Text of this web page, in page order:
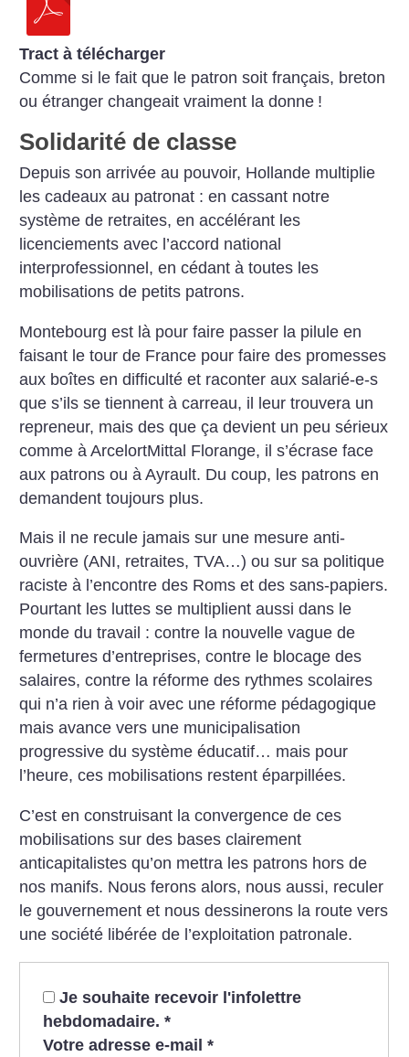
Tract à télécharger
Comme si le fait que le patron soit français, breton
ou étranger changeait vraiment la donne !
Solidarité de classe
Depuis son arrivée au pouvoir, Hollande multiplie
les cadeaux au patronat : en cassant notre
système de retraites, en accélérant les
licenciements avec l’accord national
interprofessionnel, en cédant à toutes les
mobilisations de petits patrons.
Montebourg est là pour faire passer la pilule en
faisant le tour de France pour faire des promesses
aux boîtes en difficulté et raconter aux salarié-e-s
que s’ils se tiennent à carreau, il leur trouvera un
repreneur, mais des que ça devient un peu sérieux
comme à ArcelortMittal Florange, il s’écrase face
aux patrons ou à Ayrault. Du coup, les patrons en
demandent toujours plus.
Mais il ne recule jamais sur une mesure anti-
ouvrière (ANI, retraites, TVA…) ou sur sa politique
raciste à l’encontre des Roms et des sans-papiers.
Pourtant les luttes se multiplient aussi dans le
monde du travail : contre la nouvelle vague de
fermetures d’entreprises, contre le blocage des
salaires, contre la réforme des rythmes scolaires
qui n’a rien à voir avec une réforme pédagogique
mais avance vers une municipalisation
progressive du système éducatif… mais pour
l’heure, ces mobilisations restent éparpillées.
C’est en construisant la convergence de ces
mobilisations sur des bases clairement
anticapitalistes qu’on mettra les patrons hors de
nos manifs. Nous ferons alors, nous aussi, reculer
le gouvernement et nous dessinerons la route vers
une société libérée de l’exploitation patronale.
Je souhaite recevoir l'infolettre
hebdomadaire. *
Votre adresse e-mail *